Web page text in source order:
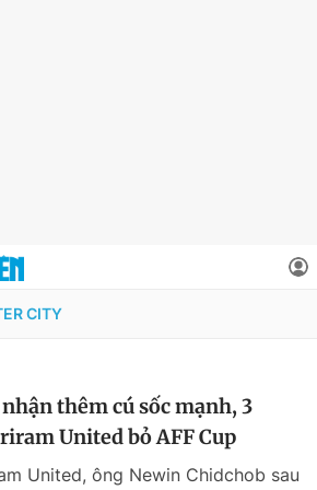
CITY
thêm cú sốc mạnh, 3
United bỏ AFF Cup
United, ông Newin Chidchob sau